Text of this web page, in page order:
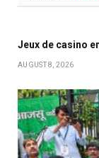
Jeux de casino
AUGUST 8, 2026